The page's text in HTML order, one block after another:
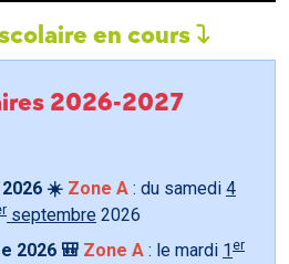
en cours
2026-2027
2026 ☀️ Zone A : du samedi 4
septembre 2026
2026 🎒 Zone A : le mardi 1 er